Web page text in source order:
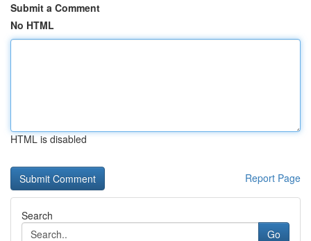
Submit a Comment
No HTML
HTML is disabled
Report Page
Search
Go